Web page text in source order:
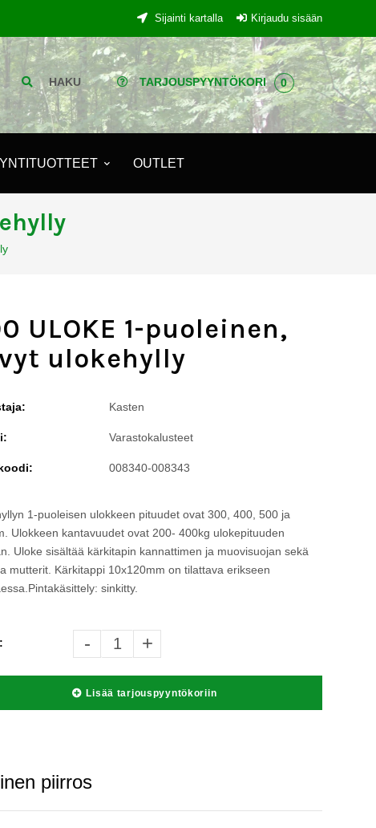
Sijainti kartalla Kirjaudu sisään
HAKU TARJOUSPYYNTÖKORI 0
OUTLET
ULOKE 1-puoleinen,
ulokehylly
Kasten
Varastokalusteet
008340-008343
1-puoleisen ulokkeen pituudet ovat 300, 400, 500 ja
Ulokkeen kantavuudet ovat 200- 400kg ulokepituuden
Uloke sisältää kärkitapin kannattimen ja muovisuojan sekä
mutterit. Kärkitappi 10x120mm on tilattava erikseen
sinkitty.
- +
Lisää tarjouspyyntökoriin
piirros